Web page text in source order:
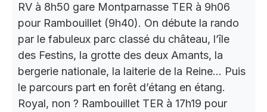
RV à 8h50 gare Montparnasse TER à 9h06
pour Rambouillet (9h40). On débute la rando
par le fabuleux parc classé du château, l’île
des Festins, la grotte des deux Amants, la
bergerie nationale, la laiterie de la Reine… Puis
le parcours part en forêt d’étang en étang.
Royal, non ? Rambouillet TER à 17h19 pour